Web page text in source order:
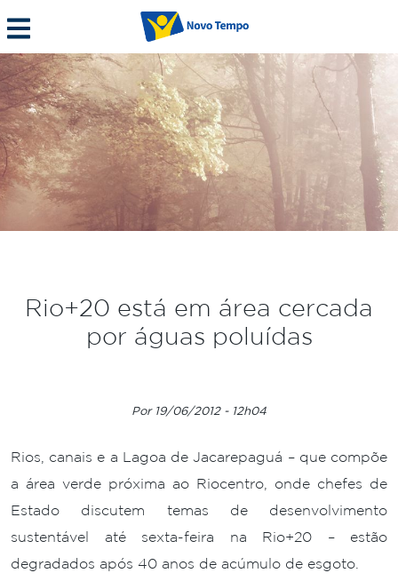
Rio+20 está em área cercada
por águas poluídas
Por 19/06/2012 - 12h04
Rios, canais e a Lagoa de Jacarepaguá – que compõe
a área verde próxima ao Riocentro, onde chefes de
Estado discutem temas de desenvolvimento
sustentável até sexta-feira na Rio+20 – estão
degradados após 40 anos de acúmulo de esgoto.